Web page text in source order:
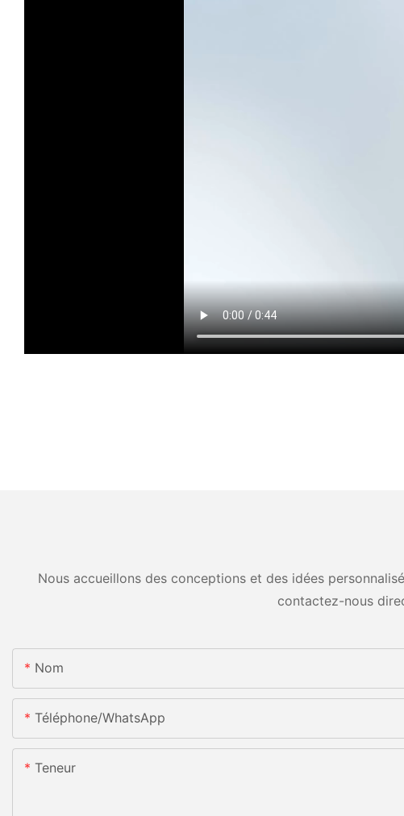
Nous accueillons des conceptions et des idées
contactez-nous
Nom
Téléphone/WhatsApp
Teneur